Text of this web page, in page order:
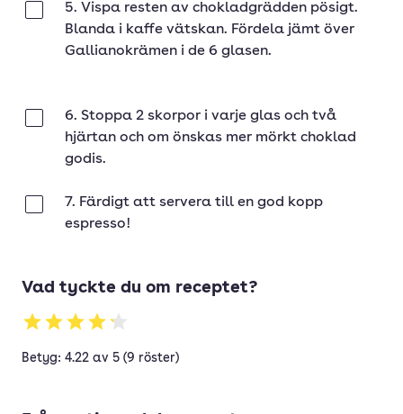
5. Vispa resten av chokladgrädden pösigt.
Blanda i kaffe vätskan. Fördela jämt över
Gallianokrämen i de 6 glasen.
6. Stoppa 2 skorpor i varje glas och två
hjärtan och om önskas mer mörkt choklad
godis.
7. Färdigt att servera till en god kopp
espresso!
Vad tyckte du om receptet?
Betyg: 4.22 av 5 (9 röster)